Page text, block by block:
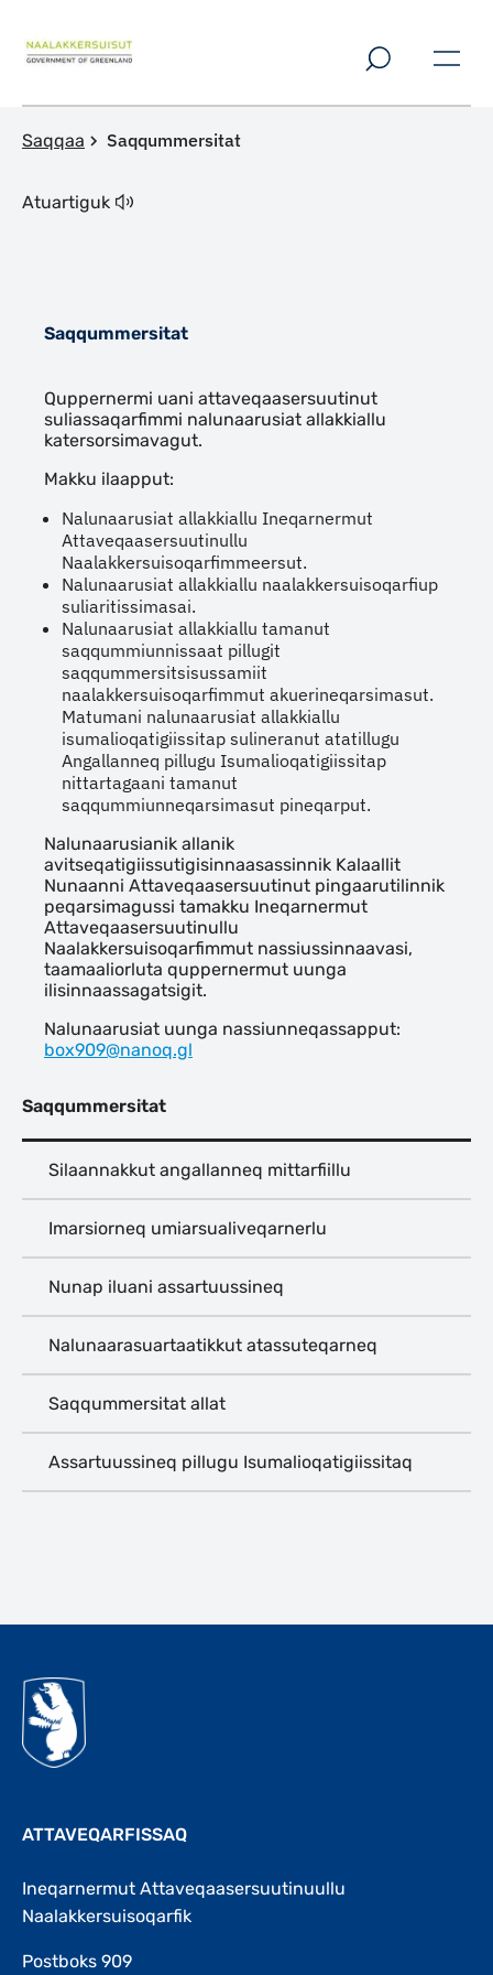
Saqqaa Saqqummersitat
Atuartiguk
Saqqummersitat
Indhold
Quppernermi uani attaveqaasersuutinut
suliassaqarfimmi nalunaarusiat allakkiallu
katersorsimavagut.
Makku ilaapput:
Nalunaarusiat allakkiallu Ineqarnermut
Attaveqaasersuutinullu
Naalakkersuisoqarfimmeersut.
Nalunaarusiat allakkiallu naalakkersuisoqarfiup
suliaritissimasai.
Nalunaarusiat allakkiallu tamanut
saqqummiunnissaat pillugit
saqqummersitsisussamiit
naalakkersuisoqarfimmut akuerineqarsimasut.
Matumani nalunaarusiat allakkiallu
isumalioqatigiissitap sulineranut atatillugu
Angallanneq pillugu Isumalioqatigiissitap
nittartagaani tamanut
saqqummiunneqarsimasut pineqarput.
Nalunaarusianik allanik
avitseqatigiissutigisinnaasassinnik Kalaallit
Nunaanni Attaveqaasersuutinut pingaarutilinnik
peqarsimagussi tamakku Ineqarnermut
Attaveqaasersuutinullu
Naalakkersuisoqarfimmut nassiussinnaavasi,
taamaaliorluta quppernermut uunga
ilisinnaassagatsigit.
Nalunaarusiat uunga nassiunneqassapput:
box909@nanoq.gl
Saqqummersitat
Silaannakkut angallanneq mittarfiillu
Imarsiorneq umiarsualiveqarnerlu
Nunap iluani assartuussineq
Nalunaarasuartaatikkut atassuteqarneq
Saqqummersitat allat
Assartuussineq pillugu Isumalioqatigiissitaq
ATTAVEQARFISSAQ
Ineqarnermut Attaveqaasersuutinuullu
Naalakkersuisoqarfik
Postboks 909